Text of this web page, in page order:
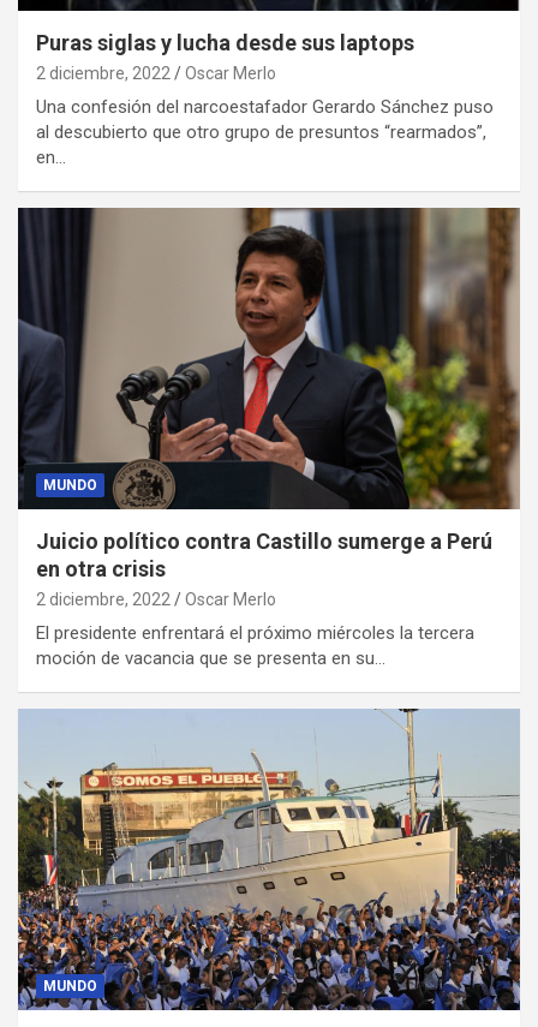
Puras siglas y lucha desde sus laptops
2 diciembre, 2022 Oscar Merlo
Una confesión del narcoestafador Gerardo Sánchez puso
al descubierto que otro grupo de presuntos “rearmados”,
en…
MUNDO
Juicio político contra Castillo sumerge a Perú
en otra crisis
2 diciembre, 2022 Oscar Merlo
El presidente enfrentará el próximo miércoles la tercera
moción de vacancia que se presenta en su…
MUNDO